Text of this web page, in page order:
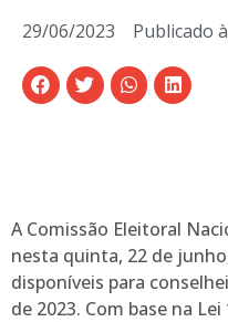
29/06/2023 Publicado
A Comissão Eleitoral
nesta quinta, 22 de
disponíveis para
de 2023. Com base na